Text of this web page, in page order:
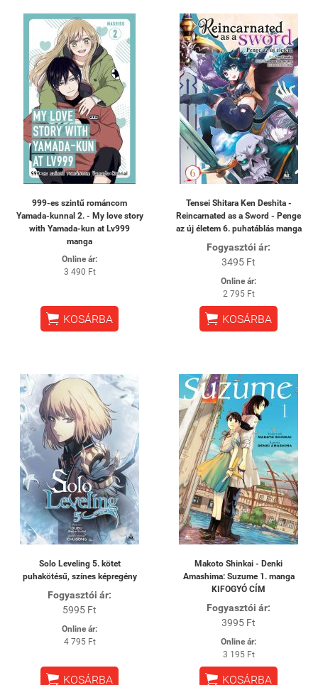
999-es szintű románcom
Yamada-kunnal 2. - My love story
with Yamada-kun at Lv999
manga
Online ár:
3 490 Ft
 KOSÁRBA
Tensei Shitara Ken Deshita -
Reincarnated as a Sword - Penge
az új életem 6. puhatáblás manga
Fogyasztói ár:
3495 Ft
Online ár:
2 795 Ft
 KOSÁRBA
Solo Leveling 5. kötet
puhakötésű, színes képregény
Fogyasztói ár:
5995 Ft
Online ár:
4 795 Ft
 KOSÁRBA
Makoto Shinkai - Denki
Amashima: Suzume 1. manga
KIFOGYÓ CÍM
Fogyasztói ár:
3995 Ft
Online ár:
3 195 Ft
 KOSÁRBA